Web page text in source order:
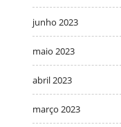
junho 2023
maio 2023
abril 2023
março 2023